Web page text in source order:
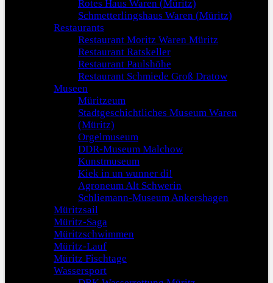
Rotes Haus Waren (Müritz)
Schmetterlingshaus Waren (Müritz)
Restaurants
Restaurant Moritz Waren Müritz
Restaurant Ratskeller
Restaurant Paulshöhe
Restaurant Schmiede Groß Dratow
Museen
Müritzeum
Stadtgeschichtliches Museum Waren
(Müritz)
Orgelmuseum
DDR-Museum Malchow
Kunstmuseum
Kiek in un wunner di!
Agroneum Alt Schwerin
Schliemann-Museum Ankershagen
Müritzsail
Müritz-Saga
Müritzschwimmen
Müritz-Lauf
Müritz Fischtage
Wassersport